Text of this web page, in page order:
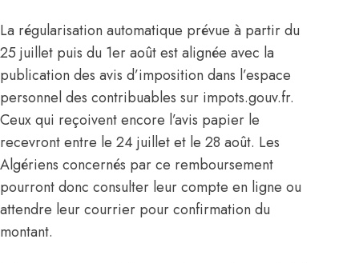
La régularisation automatique prévue à partir du
25 juillet puis du 1er août est alignée avec la
publication des avis d’imposition dans l’espace
personnel des contribuables sur impots.gouv.fr.
Ceux qui reçoivent encore l’avis papier le
recevront entre le 24 juillet et le 28 août. Les
Algériens concernés par ce remboursement
pourront donc consulter leur compte en ligne ou
attendre leur courrier pour confirmation du
montant.